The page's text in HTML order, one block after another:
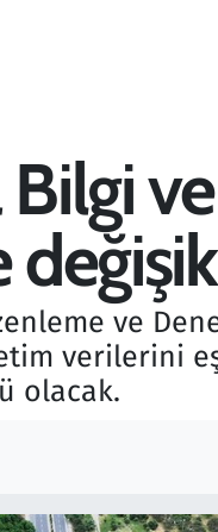
ve
verilerini
olacak.